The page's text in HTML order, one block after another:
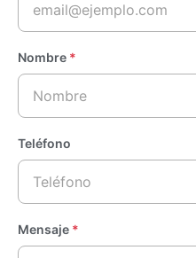
Nombre *
Teléfono
Mensaje *